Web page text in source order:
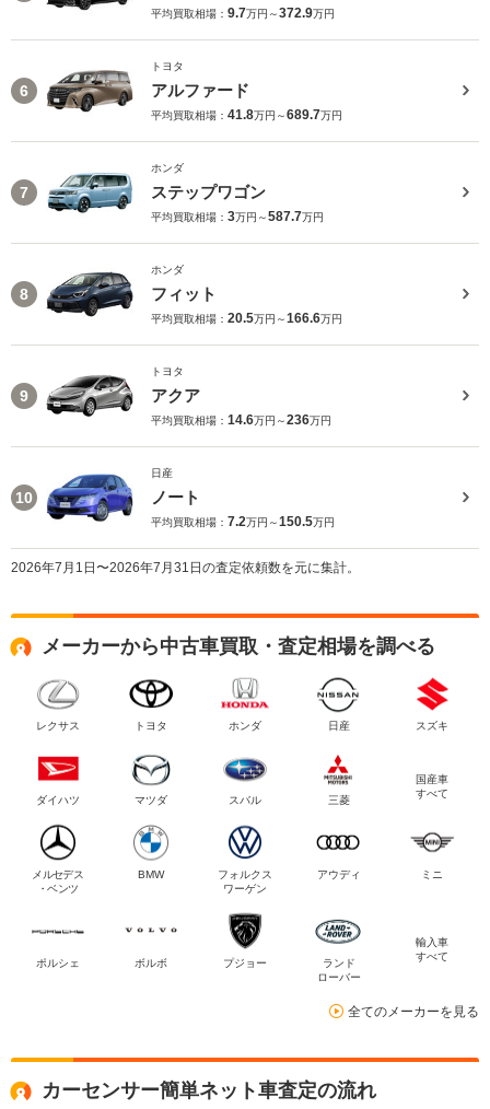
平均買取相場： 9.7万円～372.9万円
6
トヨタ
アルファード
平均買取相場： 41.8万円～689.7万円
7
ホンダ
ステップワゴン
平均買取相場： 3万円～587.7万円
8
ホンダ
フィット
平均買取相場： 20.5万円～166.6万円
9
トヨタ
アクア
平均買取相場： 14.6万円～236万円
10
日産
ノート
平均買取相場： 7.2万円～150.5万円
2026年7月1日〜2026年7月31日の査定依頼数を元に集計。
メーカーから中古車買取・査定相場を調べる
レクサス トヨタ ホンダ 日産 スズキ
ダイハツ マツダ スバル 三菱
国産車
すべて
メルセデス
・ベンツ
BMW
フォルクス
ワーゲン
アウディ ミニ
ポルシェ ボルボ プジョー
ランド
ローバー
輸入車
すべて
全てのメーカーを見る
カーセンサー簡単ネット車査定の流れ